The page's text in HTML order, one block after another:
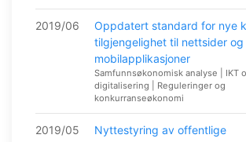
2019/06
Oppdatert standard for nye
tilgjengelighet til nettsider og
mobilapplikasjoner
Samfunnsøkonomisk analyse | IKT
digitalisering | Reguleringer og
konkurranseøkonomi
2019/05
Nyttestyring av offentlige